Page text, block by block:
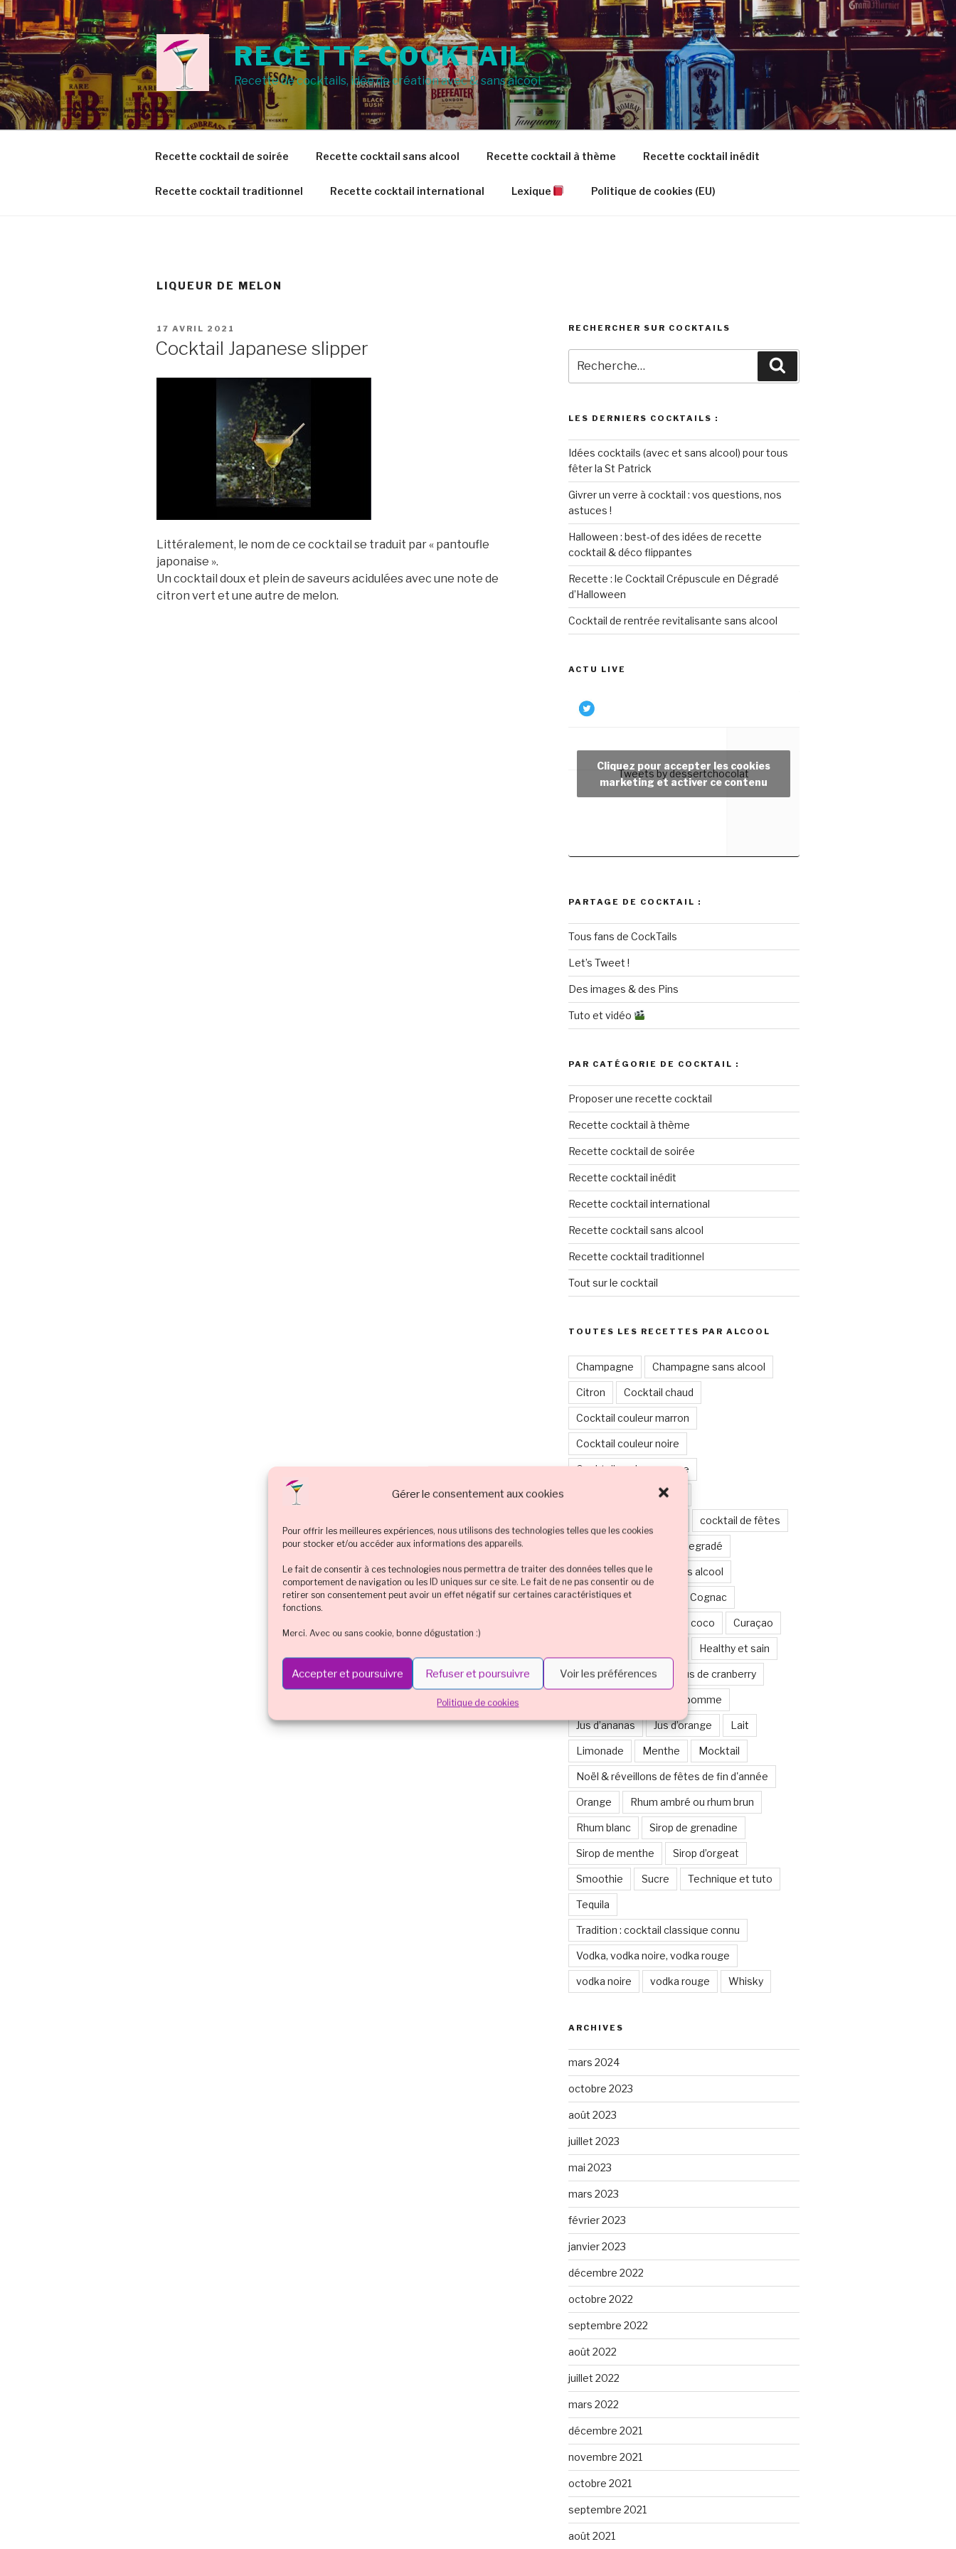
Gérer le consentement aux cookies
Pour offrir les meilleures expériences, nous utilisons des technologies telles que les cookies
pour stocker et/ou accéder aux informations des appareils.
Le fait de consentir à ces technologies nous permettra de traiter des données telles que le
comportement de navigation ou les ID uniques sur ce site. Le fait de ne pas consentir ou de
retirer son consentement peut avoir un effet négatif sur certaines caractéristiques et
fonctions.
Merci. Avec ou sans cookie, bonne dégustation :)
Accepter et poursuivre Refuser et poursuivre Voir les préférences
Politique de cookies
Aller
au
contenu
principal
RECETTE COCKTAIL
Recette de cocktails, idée de création avec & sans alcool
Recette cocktail de soirée Recette cocktail sans alcool Recette cocktail à thème Recette cocktail inédit
Recette cocktail traditionnel Recette cocktail international Lexique Politique de cookies (EU)
LIQUEUR DE MELON
PUBLIÉ
17 AVRIL 2021
Cocktail Japanese slipper
Littéralement, le nom de ce cocktail se traduit par « pantoufle
japonaise ».
Un cocktail doux et plein de saveurs acidulées avec une note de
citron vert et une autre de melon.
RECHERCHER SUR COCKTAILS
pour
:
LES DERNIERS COCKTAILS :
Idées cocktails (avec et sans alcool) pour tous
fêter la St Patrick
Givrer un verre à cocktail : vos questions, nos
astuces !
Halloween : best-of des idées de recette
cocktail & déco flippantes
Recette : le Cocktail Crépuscule en Dégradé
d’Halloween
Cocktail de rentrée revitalisante sans alcool
ACTU LIVE
Tweets by dessertchocolat
Cliquez pour accepter les cookies
marketing et activer ce contenu
PARTAGE DE COCKTAIL :
Tous fans de CockTails
Let’s Tweet !
Des images & des Pins
Tuto et vidéo
PAR CATÉGORIE DE COCKTAIL :
Proposer une recette cocktail
Recette cocktail à thème
Recette cocktail de soirée
Recette cocktail inédit
Recette cocktail international
Recette cocktail sans alcool
Recette cocktail traditionnel
Tout sur le cocktail
TOUTES LES RECETTES PAR ALCOOL
Champagne Champagne sans alcool
Citron Cocktail chaud
Cocktail couleur marron
Cocktail couleur noire
Cocktail couleur orange
Cocktail couleur rouge
cocktail de fêtes
Cocktail en étages ou degradé
Cocktail et boisson sans alcool
Cocktail multicolore Cognac
Crème de coco Curaçao
Healthy et sain
Jus de canneberge ou jus de cranberry
Jus de pomme
Jus d’ananas Jus d’orange Lait
Limonade Menthe Mocktail
Noël & réveillons de fêtes de fin d'année
Orange Rhum ambré ou rhum brun
Rhum blanc Sirop de grenadine
Sirop de menthe Sirop d’orgeat
Smoothie Sucre Technique et tuto
Tequila
Tradition : cocktail classique connu
Vodka, vodka noire, vodka rouge
vodka noire vodka rouge Whisky
ARCHIVES
mars 2024
octobre 2023
août 2023
juillet 2023
mai 2023
mars 2023
février 2023
janvier 2023
décembre 2022
octobre 2022
septembre 2022
août 2022
juillet 2022
mars 2022
décembre 2021
novembre 2021
octobre 2021
septembre 2021
août 2021